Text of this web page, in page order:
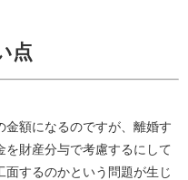
点
額になるのですが、離婚す
を財産分与で考慮するにして
面するのかという問題が生じ